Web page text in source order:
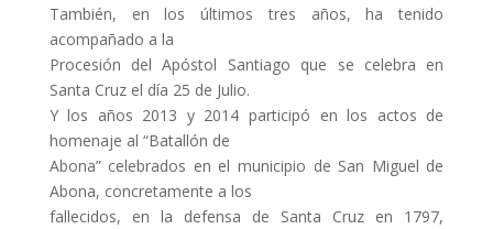
También, en los últimos tres años, ha tenido
acompañado a la
Procesión del Apóstol Santiago que se celebra en
Santa Cruz el día 25 de Julio.
Y los años 2013 y 2014 participó en los actos de
homenaje al “Batallón de
Abona” celebrados en el municipio de San Miguel de
Abona, concretamente a los
fallecidos, en la defensa de Santa Cruz en 1797,